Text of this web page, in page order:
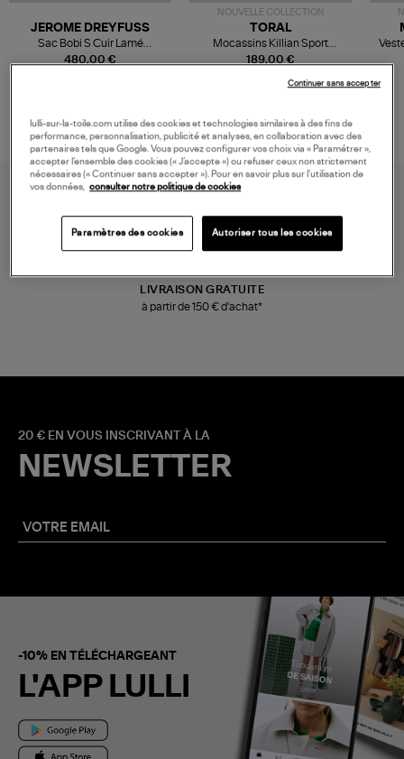
480,00 €
JEROME DREYFUSS
Sac Bobi S Cuir Lamé
Champagne
NOUVELLE COLLECTION
189,00 €
TORAL
Mocassins Killian Sport
Mousse
LIVRAISON GRATUITE
à partir de 150 € d'achat*
20 € EN VOUS INSCRIVANT À LA
NEWSLETTER
-10% EN TÉLÉCHARGEANT
L'APP LULLI
lulli-sur-la-toile.com utilise des cookies et technologies similaires à des fins de
performance, personnalisation, publicité et analyses, en collaboration avec des
partenaires tels que Google. Vous pouvez configurer vos choix via « Paramétrer »,
accepter l’ensemble des cookies (« J’accepte ») ou refuser ceux non strictement
nécessaires (« Continuer sans accepter »). Pour en savoir plus sur l’utilisation de
vos données, consulter notre politique de cookies
Paramètres des cookies Autoriser tous les cookies
Continuer sans accepter